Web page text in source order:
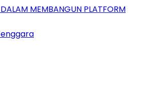
MEMBANGUN PLATFORM